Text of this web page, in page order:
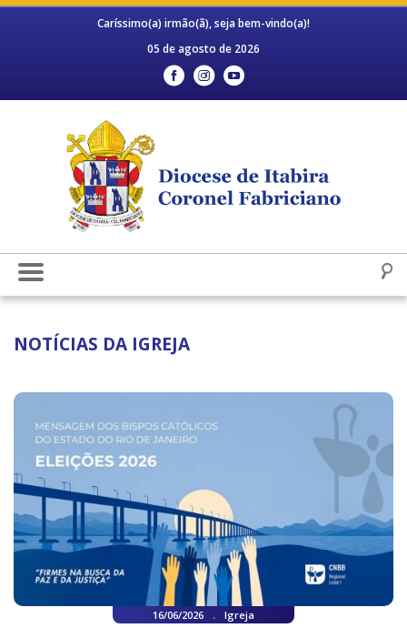
Caríssimo(a) irmão(ã), seja bem-vindo(a)!
05 de agosto de 2026
NOTÍCIAS DA IGREJA
16/06/2026 . Igreja